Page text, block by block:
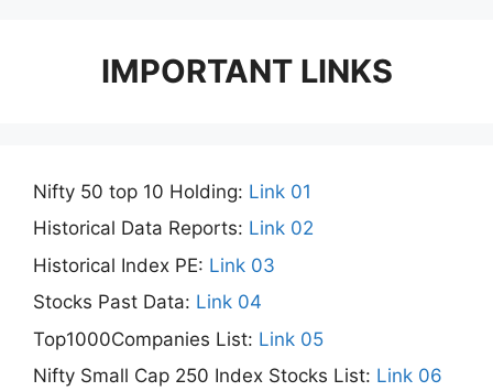
IMPORTANT LINKS
Nifty 50 top 10 Holding: Link 01
Historical Data Reports: Link 02
Historical Index PE: Link 03
Stocks Past Data: Link 04
Top1000Companies List: Link 05
Nifty Small Cap 250 Index Stocks List: Link 06